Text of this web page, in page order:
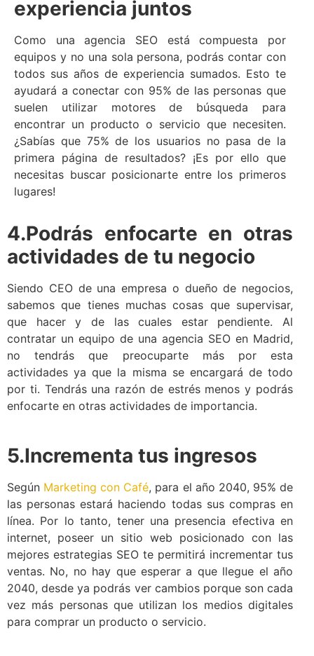
experiencia juntos
Como una agencia SEO está compuesta por
equipos y no una sola persona, podrás contar con
todos sus años de experiencia sumados. Esto te
ayudará a conectar con 95% de las personas que
suelen utilizar motores de búsqueda para
encontrar un producto o servicio que necesiten.
¿Sabías que 75% de los usuarios no pasa de la
primera página de resultados? ¡Es por ello que
necesitas buscar posicionarte entre los primeros
lugares!
4.Podrás enfocarte en otras
actividades de tu negocio
Siendo CEO de una empresa o dueño de negocios,
sabemos que tienes muchas cosas que supervisar,
que hacer y de las cuales estar pendiente. Al
contratar un equipo de una agencia SEO en Madrid,
no tendrás que preocuparte más por esta
actividades ya que la misma se encargará de todo
por ti. Tendrás una razón de estrés menos y podrás
enfocarte en otras actividades de importancia.
5.Incrementa tus ingresos
Según Marketing con Café, para el año 2040, 95% de
las personas estará haciendo todas sus compras en
línea. Por lo tanto, tener una presencia efectiva en
internet, poseer un sitio web posicionado con las
mejores estrategias SEO te permitirá incrementar tus
ventas. No, no hay que esperar a que llegue el año
2040, desde ya podrás ver cambios porque son cada
vez más personas que utilizan los medios digitales
para comprar un producto o servicio.